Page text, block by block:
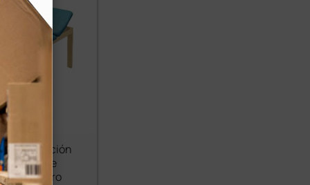
exploración
large de
verde claro